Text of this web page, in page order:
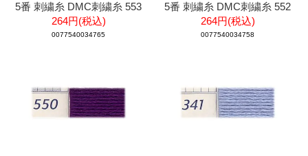
5番 刺繍糸 DMC刺繍糸 553
264円(税込)
0077540034765
5番 刺繍糸 DMC刺繍糸 552
264円(税込)
0077540034758